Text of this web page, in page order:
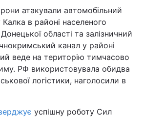
атакували автомобільний
Калка в районі населеного
області та залізничний
канал у районі
веде на територію тимчасово
РФ використовувала обидва
логістики, наголосили в
успішну роботу Сил